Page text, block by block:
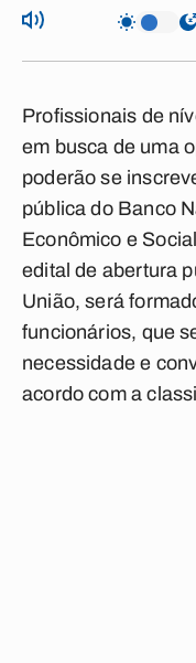
Profissionais de
em busca de uma
poderão se
pública do Banco
Econômico e
edital de abertura
União, será
funcionários, que
necessidade e
acordo com a